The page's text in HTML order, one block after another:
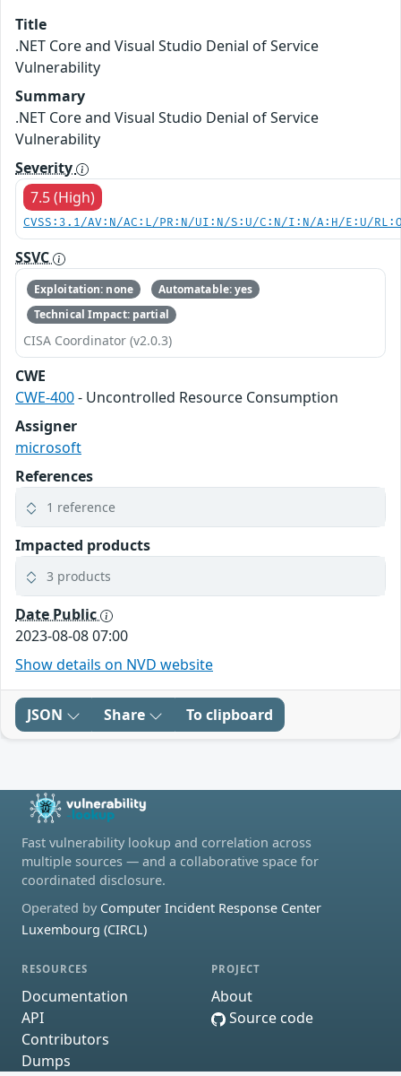
Title
.NET Core and Visual Studio Denial of Service
Vulnerability
Summary
.NET Core and Visual Studio Denial of Service
Vulnerability
Severity
7.5 (High)
CVSS:3.1/AV:N/AC:L/PR:N/UI:N/S:U/C:N/I:N/A:H/E:U/
SSVC
Exploitation: none
Automatable: yes
Technical Impact: partial
CISA Coordinator (v2.0.3)
CWE
CWE-400- Uncontrolled Resource Consumption
Assigner
microsoft
References
1 reference
Impacted products
3 products
Date Public
2023-08-08 07:00
Show details on NVD website
JSON Share To clipboard
Fast vulnerability lookup and correlation across
multiple sources — and a collaborative space for
coordinated disclosure.
Operated by Computer Incident Response Center
Luxembourg (CIRCL)
RESOURCES
Documentation
API
Contributors
Dumps
PROJECT
About
Source code